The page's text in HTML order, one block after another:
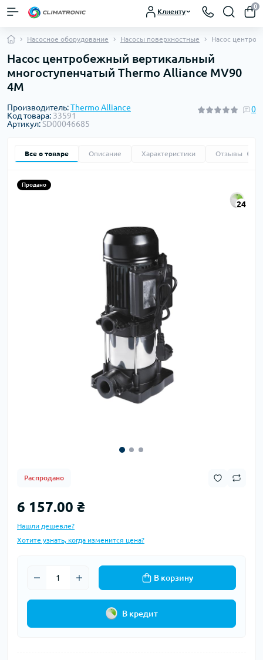
Клиенту
0
Насосное оборудование Насосы поверхностные Насос
Насос центробежный вертикальный
многоступенчатый Thermo Alliance MV90
4M
Производитель:Thermo Alliance
Код товара: 33591
Артикул:SD00046685
0
Все о товаре Описание Характеристики Отзывы
Продано
24
Распродано
6 157.00 ₴
Нашли дешевле?
Хотите узнать, когда изменится цена?
В корзину
В кредит